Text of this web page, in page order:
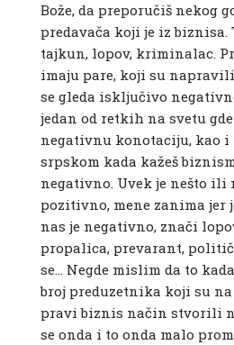
Bože, da preporučiš nekog
predavača koji je iz biznisa.
tajkun, lopov, kriminalac.
imaju pare, koji su
se gleda isključivo
jedan od retkih na svetu
negativnu konotaciju, kao i
srpskom kada kažeš
negativno. Uvek je nešto
pozitivno, mene zanima jer
nas je negativno, znači
propalica, prevarant,
se… Negde mislim da to
broj preduzetnika koji su
pravi biznis način stvorili
se onda i to onda malo